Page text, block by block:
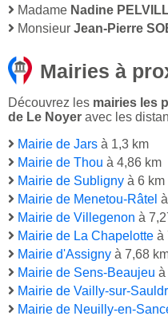
Madame Nadine
Monsieur Jean-Pierre
Mairies à
Découvrez les mairies les
de Le Noyer avec les
Mairie de Jars à 1,3 km
Mairie de Thou à 4,86 km
Mairie de Subligny à 6 km
Mairie de Menetou-Râtel
Mairie de Villegenon à
Mairie de La Chapelotte à
Mairie d'Assigny à 7,68
Mairie de Sens-Beaujeu à
Mairie de Vailly-sur-
Mairie de Neuilly-en-